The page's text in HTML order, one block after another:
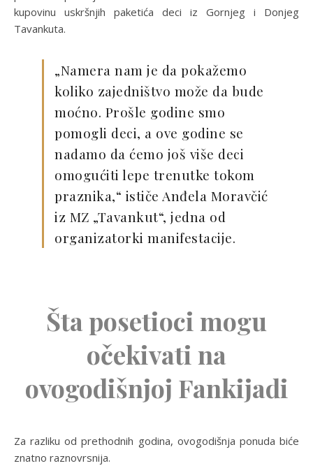
kupovinu uskršnjih paketića deci iz Gornjeg i Donjeg
Tavankuta.
„Namera nam je da pokažemo
koliko zajedništvo može da bude
moćno. Prošle godine smo
pomogli deci, a ove godine se
nadamo da ćemo još više deci
omogućiti lepe trenutke tokom
praznika,“ ističe Anđela Moravčić
iz MZ „Tavankut“, jedna od
organizatorki manifestacije.
Šta posetioci mogu
očekivati na
ovogodišnjoj Fankijadi
Za razliku od prethodnih godina, ovogodišnja ponuda biće
znatno raznovrsnija.